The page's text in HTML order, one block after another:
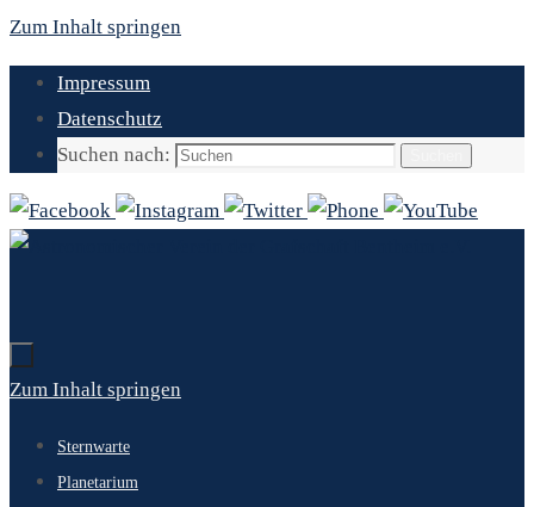
Zum Inhalt springen
Impressum
Datenschutz
Suchen nach:
Zum Inhalt springen
Sternwarte
Planetarium